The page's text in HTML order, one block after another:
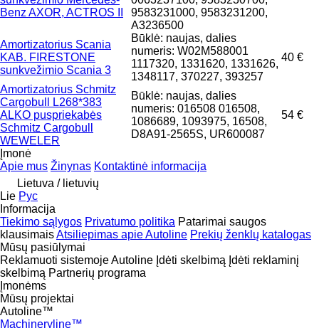
Benz AXOR, ACTROS II
9583231000, 9583231200,
A3236500
Amortizatorius Scania
KAB. FIRESTONE
sunkvežimio Scania 3
Būklė: naujas, dalies
numeris: W02M588001
1117320, 1331620, 1331626,
1348117, 370227, 393257
40 €
Amortizatorius Schmitz
Cargobull L268*383
ALKO puspriekabės
Schmitz Cargobull
WEWELER
Būklė: naujas, dalies
numeris: 016508 016508,
1086689, 1093975, 16508,
D8A91-2565S, UR600087
54 €
Įmonė
Apie mus Žinynas Kontaktinė informacija
Lietuva / lietuvių
Lie Рус
Informacija
Tiekimo sąlygos Privatumo politika Patarimai saugos
klausimaisAtsiliepimas apie Autoline Prekių ženklų katalogas
Mūsų pasiūlymai
Reklamuoti sistemoje Autoline Įdėti skelbimą Įdėti reklaminį
skelbimą Partnerių programa
Įmonėms
Mūsų projektai
Autoline™
Machineryline™